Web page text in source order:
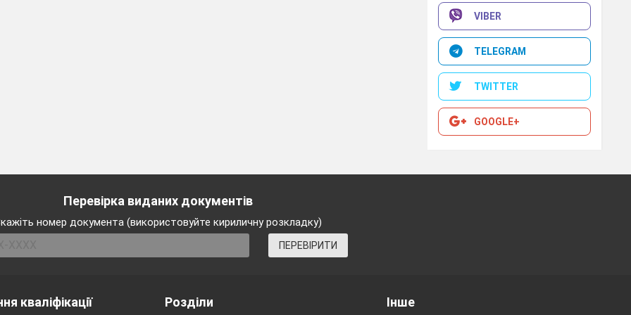
VIBER
TELEGRAM
TWITTER
GOOGLE+
Перевірка виданих документів
номер документа (використовуйте кириличну розкладку)
ПЕРЕВІРИТИ
кваліфікації Розділи Інше